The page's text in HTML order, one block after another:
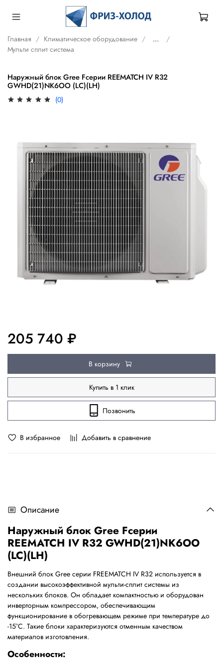
Главная Климатическое оборудование
...
Мульти сплит система
Наружный блок Gree Fсерии REEMATCH IV R32
GWHD(21)NK6OO (LC)(LH)
(0)
В избранное Добавить в сравнение
205 740 ₽
В корзину
Купить в 1 клик
Позвонить
Описание
Наружный блок Gree Fсерии
REEMATCH IV R32 GWHD(21)NK6OO
(LC)(LH)
Внешний блок Gree серии FREEMATCH IV R32 используется в
создании высокоэффективной мульти-сплит системы из
нескольких блоков. Он обладает компактностью и оборудован
инверторным компрессором, обеспечивающим
функционирование в обогревающем режиме при температуре до
-15°С. Такие блоки характеризуются отменным качеством
материалов изготовления.
Особенности: